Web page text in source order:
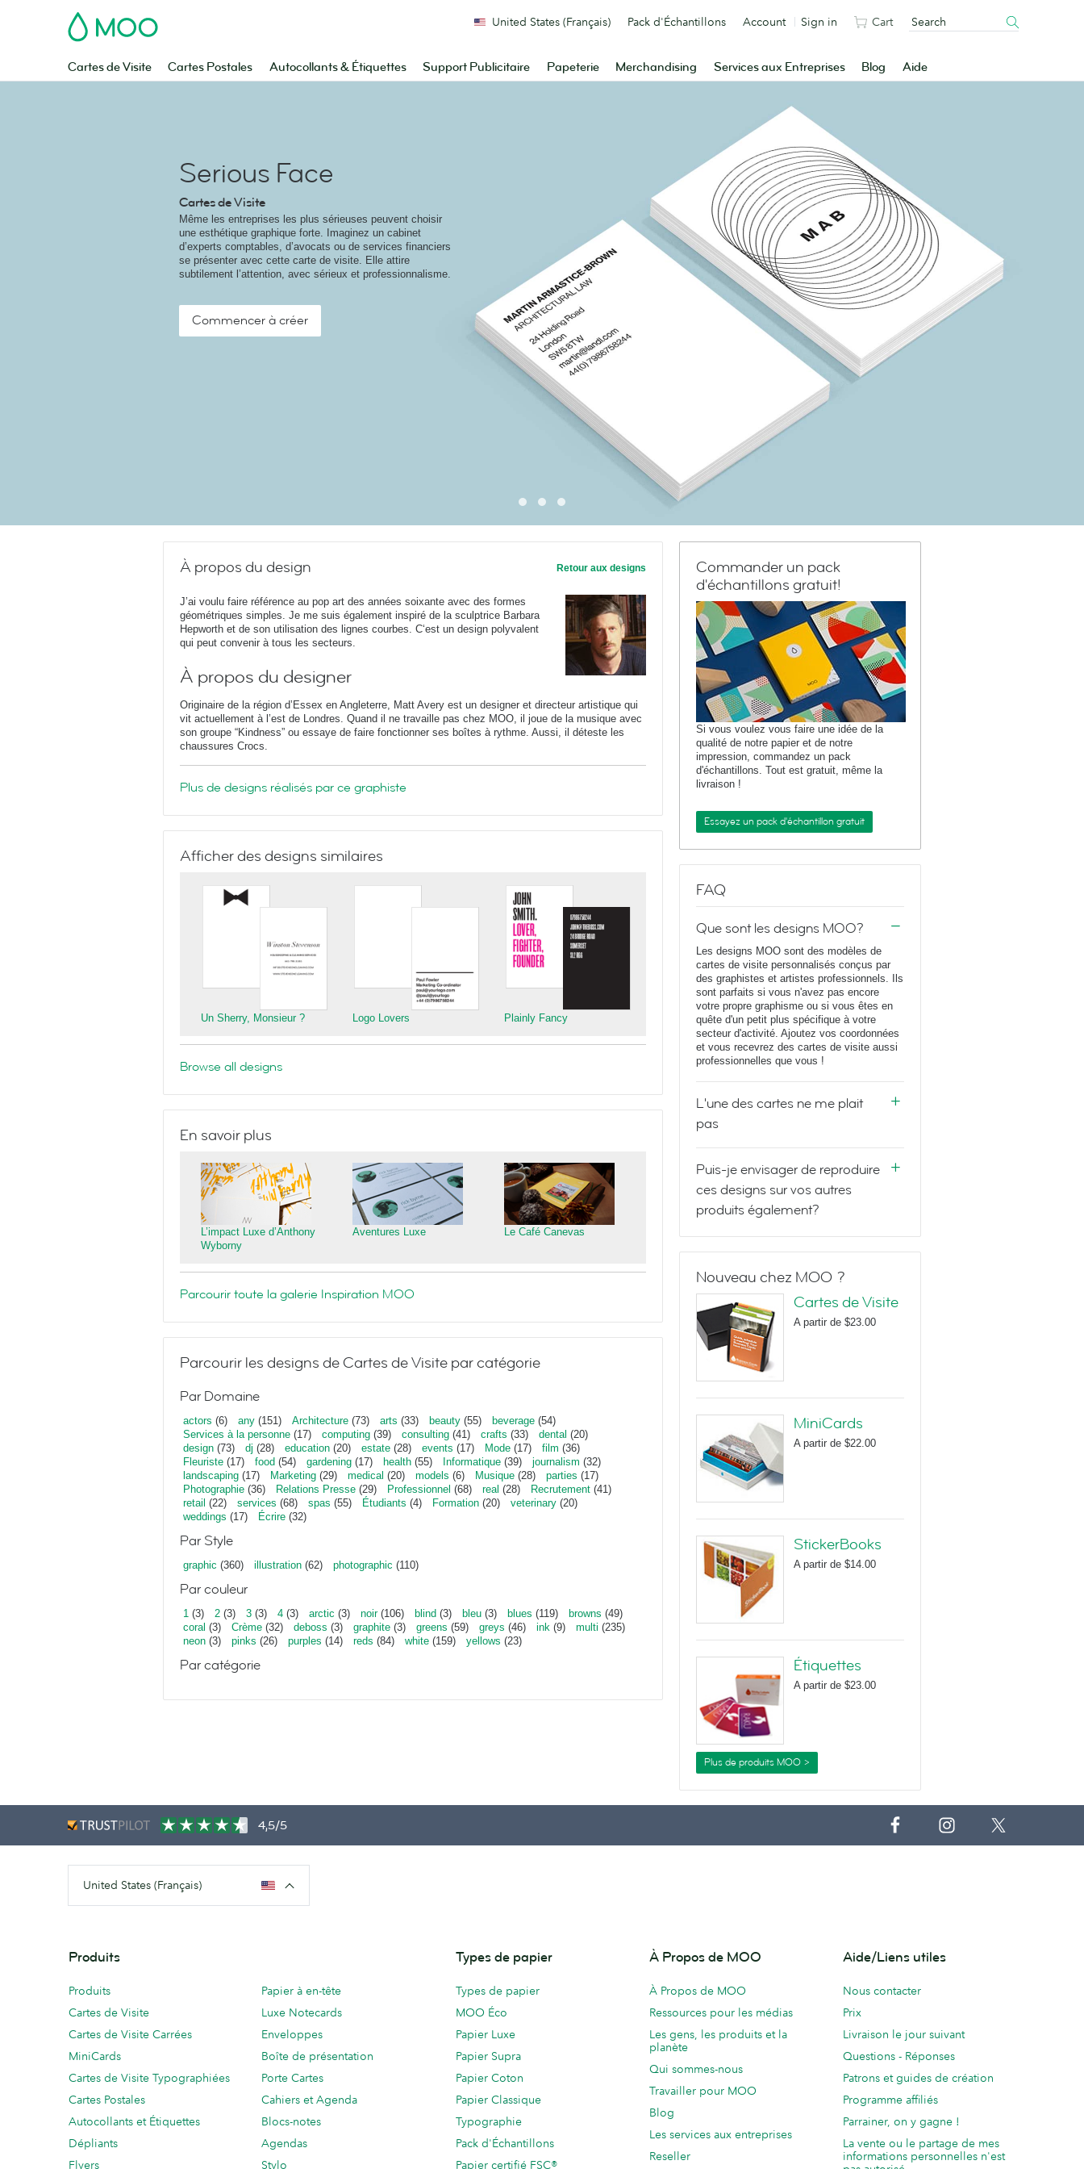
MOO
Cartes de Visite Cartes Postales Autocollants & Étiquettes Support Publicitaire Papeterie Merchandising Services aux Entreprises Blog Aide
United States (Français) Pack d'Échantillons Account Sign in Cart
Serious Face
Cartes de Visite
Même les entreprises les plus sérieuses peuvent choisir
une esthétique graphique forte. Imaginez un cabinet
d’experts comptables, d’avocats ou de services financiers
se présenter avec cette carte de visite. Elle attire
subtilement l’attention, avec sérieux et professionnalisme.
Commencer à créer
À propos du design Retour aux designs
J’ai voulu faire référence au pop art des années soixante avec des formes
géométriques simples. Je me suis également inspiré de la sculptrice Barbara
Hepworth et de son utilisation des lignes courbes. C‘est un design polyvalent
qui peut convenir à tous les secteurs.
À propos du designer
Originaire de la région d’Essex en Angleterre, Matt Avery est un designer et directeur artistique qui
vit actuellement à l’est de Londres. Quand il ne travaille pas chez MOO, il joue de la musique avec
son groupe “Kindness” ou essaye de faire fonctionner ses boîtes à rythme. Aussi, il déteste les
chaussures Crocs.
Plus de designs réalisés par ce graphiste
Afficher des designs similaires
Un Sherry, Monsieur ? Logo Lovers Plainly Fancy
Browse all designs
En savoir plus
L’impact Luxe d’Anthony
Wyborny
Aventures Luxe Le Café Canevas
Parcourir toute la galerie Inspiration MOO
Parcourir les designs de Cartes de Visite par catégorie
Par Domaine
actors (6) any (151) Architecture (73) arts (33) beauty (55) beverage (54)
Services à la personne (17) computing (39) consulting (41) crafts (33) dental (20)
design (73) dj (28) education (20) estate (28) events (17) Mode (17) film (36)
Fleuriste (17) food (54) gardening (17) health (55) Informatique (39) journalism (32)
landscaping (17) Marketing (29) medical (20) models (6) Musique (28) parties (17)
Photographie (36) Relations Presse (29) Professionnel (68) real (28) Recrutement (41)
retail (22) services (68) spas (55) Étudiants (4) Formation (20) veterinary (20)
weddings (17) Écrire (32)
Par Style
graphic (360) illustration (62) photographic (110)
Par couleur
1 (3) 2 (3) 3 (3) 4 (3) arctic (3) noir(106) blind (3) bleu (3) blues (119) browns (49)
coral (3) Crème (32) deboss (3) graphite (3) greens (59) greys (46) ink (9) multi (235)
neon (3) pinks (26) purples (14) reds (84) white (159) yellows (23)
Par catégorie
Commander un pack
d'échantillons gratuit!
Si vous voulez vous faire une idée de la
qualité de notre papier et de notre
impression, commandez un pack
d'échantillons. Tout est gratuit, même la
livraison !
Essayez un pack d'échantillon gratuit
FAQ
Que sont les designs MOO?
Les designs MOO sont des modèles de
cartes de visite personnalisés conçus par
des graphistes et artistes professionnels. Ils
sont parfaits si vous n'avez pas encore
votre propre graphisme ou si vous êtes en
quête d'un petit plus spécifique à votre
secteur d'activité. Ajoutez vos coordonnées
et vous recevrez des cartes de visite aussi
professionnelles que vous !
L'une des cartes ne me plait
pas
Puis-je envisager de reproduire
ces designs sur vos autres
produits également?
Nouveau chez MOO ?
Cartes de Visite
A partir de $23.00
MiniCards
A partir de $22.00
StickerBooks
A partir de $14.00
Étiquettes
A partir de $23.00
Plus de produits MOO >
4,5/5
United States (Français)
Produits
Produits
Cartes de Visite
Cartes de Visite Carrées
MiniCards
Cartes de Visite Typographiées
Cartes Postales
Autocollants et Étiquettes
Dépliants
Flyers
Papier à en-tête
Luxe Notecards
Enveloppes
Boîte de présentation
Porte Cartes
Cahiers et Agenda
Blocs-notes
Agendas
Stylo
Types de papier
Types de papier
MOO Éco
Papier Luxe
Papier Supra
Papier Coton
Papier Classique
Typographie
Pack d'Échantillons
Papier certifié FSC®
À Propos de MOO
À Propos de MOO
Ressources pour les médias
Les gens, les produits et la
planète
Qui sommes-nous
Travailler pour MOO
Blog
Les services aux entreprises
Reseller
Aide/Liens utiles
Nous contacter
Prix
Livraison le jour suivant
Questions - Réponses
Patrons et guides de création
Programme affiliés
Parrainer, on y gagne !
La vente ou le partage de mes
informations personnelles n'est